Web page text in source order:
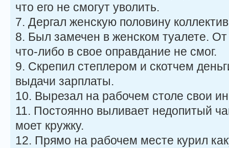
что его не смогут уволить.
7. Дергал женскую половину
8. Был замечен в женском туалете. От
что-либо в свое оправдание не смог.
9. Скрепил степлером и скотчем
выдачи зарплаты.
10. Вырезал на рабочем столе свои
11. Постоянно выливает недопитый
моет кружку.
12. Прямо на рабочем месте курил